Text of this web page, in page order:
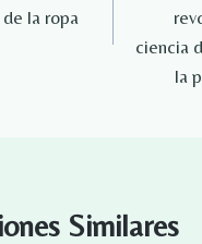
la ropa
ciencia
la
Similares